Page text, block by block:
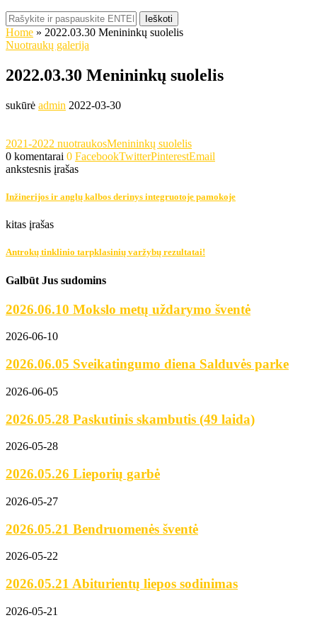
Ieškoti
Home » 2022.03.30 Menininkų suolelis
Nuotraukų galerija
2022.03.30 Menininkų suolelis
sukūrė admin 2022-03-30
2021-2022 nuotraukosMenininkų suolelis
0 komentarai 0 FacebookTwitterPinterestEmail
ankstesnis įrašas
Inžinerijos ir anglų kalbos derinys integruotoje pamokoje
kitas įrašas
Antrokų tinklinio tarpklasinių varžybų rezultatai!
Galbūt Jus sudomins
2026.06.10 Mokslo metų uždarymo šventė
2026-06-10
2026.06.05 Sveikatingumo diena Salduvės parke
2026-06-05
2026.05.28 Paskutinis skambutis (49 laida)
2026-05-28
2026.05.26 Lieporių garbė
2026-05-27
2026.05.21 Bendruomenės šventė
2026-05-22
2026.05.21 Abiturientų liepos sodinimas
2026-05-21